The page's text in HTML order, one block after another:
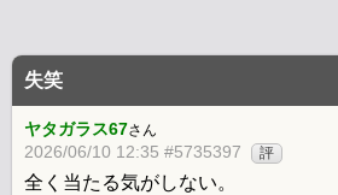
失笑
ヤタガラス67さん
2026/06/10 12:35 #5735397 評
全く当たる気がしない。